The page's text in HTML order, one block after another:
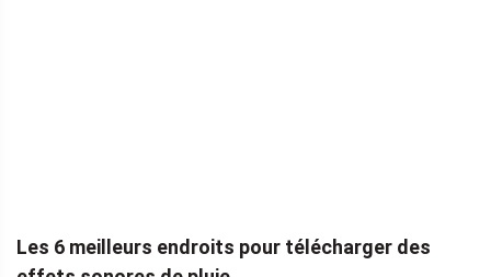
Les 6 meilleurs endroits pour télécharger des